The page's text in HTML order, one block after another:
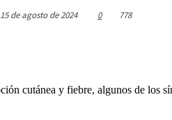
15 de agosto de 2024 0 778